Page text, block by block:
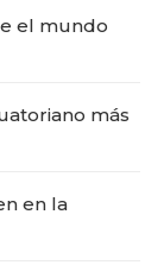
el mundo
más
en la